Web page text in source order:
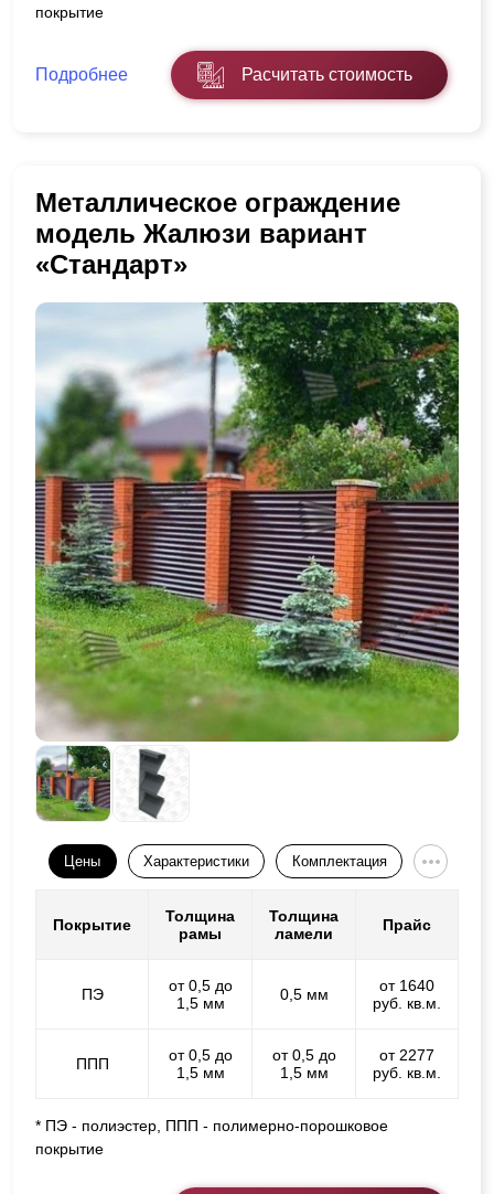
покрытие
Подробнее Расчитать стоимость
Металлическое ограждение
модель Жалюзи вариант
«Стандарт»
Цены Характеристики Комплектация
Покрытие
Толщина
рамы
Толщина
ламели
Прайс
ПЭ
от 0,5 до
1,5 мм
0,5 мм
от 1640
руб. кв.м.
ППП
от 0,5 до
1,5 мм
от 0,5 до
1,5 мм
от 2277
руб. кв.м.
* ПЭ - полиэстер, ППП - полимерно-порошковое
покрытие